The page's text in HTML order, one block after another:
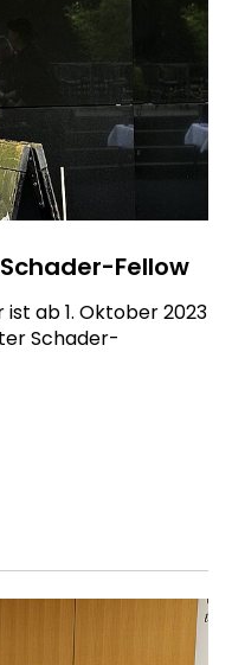
Fellow
ab 1. Oktober 2023
Schader-